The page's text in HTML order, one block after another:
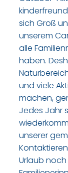
sich Groß
unserem
alle
haben.
und viele
machen,
Jedes Jahr
unserer
Urlaub